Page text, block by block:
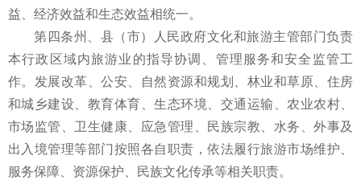
益、经济效益和生态效益相统一。
第四条州、县（市）人民政府文化和旅游主管部门负责
本行政区域内旅游业的指导协调、管理服务和安全监管工
作。发展改革、公安、自然资源和规划、林业和草原、住房
和城乡建设、教育体育、生态环境、交通运输、农业农村、
市场监管、卫生健康、应急管理、民族宗教、水务、外事及
出入境管理等部门按照各自职责，依法履行旅游市场维护、
服务保障、资源保护、民族文化传承等相关职责。